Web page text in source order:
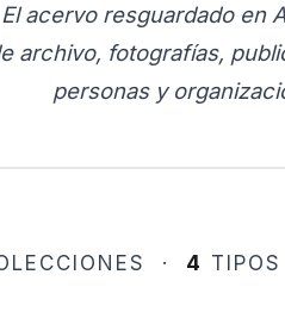
El acervo resguardado en
archivo, fotografías,
personas y
· 4